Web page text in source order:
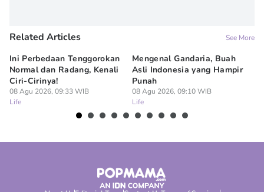
Related Articles See More
Ini Perbedaan Tenggorokan
Normal dan Radang, Kenali
Ciri-Cirinya!
08 Agu 2026, 09:33 WIB
Life
Mengenal Gandaria, Buah
Asli Indonesia yang Hampir
Punah
08 Agu 2026, 09:10 WIB
Life